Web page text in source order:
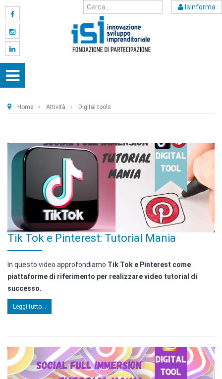
Isinforma
Home Attività Digital tools
Tik Tok e Pinterest: Tutorial Mania
In questo video approfondiamo Tik Tok e Pinterest come
piattaforme di riferimento per realizzare video tutorial di
successo.
Leggi tutto...